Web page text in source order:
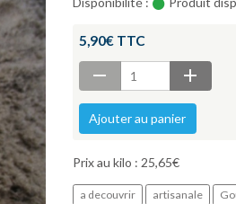
5,90€ TTC
Ajouter au panier
Prix au kilo : 25,65€
a decouvrir artisanale